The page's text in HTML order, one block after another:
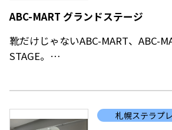
ABC-MART グランドステージ
靴だけじゃないABC-MART、ABC-
STAGE。
用意しております。
札幌ステラプ